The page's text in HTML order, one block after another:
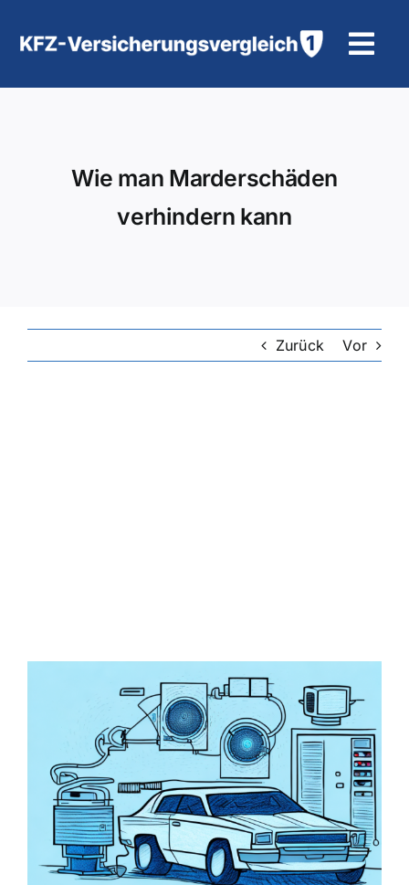
Inhalt
Hilfe und Kontakt
Wie man Marderschäden
verhindern kann
Zurück Vor